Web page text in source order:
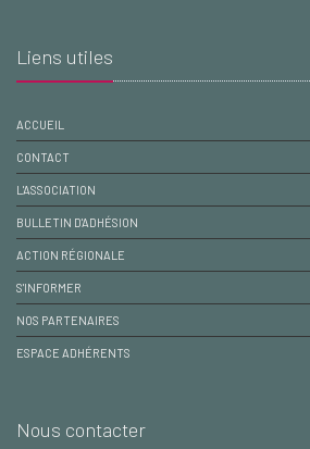
Liens utiles
ACCUEIL
CONTACT
L'ASSOCIATION
BULLETIN D'ADHÉSION
ACTION RÉGIONALE
S'INFORMER
NOS PARTENAIRES
ESPACE ADHÉRENTS
Nous contacter